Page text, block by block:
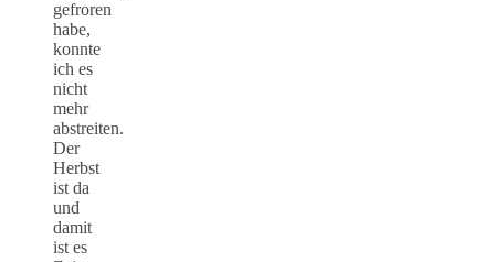
gefroren
habe,
konnte
ich es
nicht
mehr
abstreiten.
Der
Herbst
ist da
und
damit
ist es